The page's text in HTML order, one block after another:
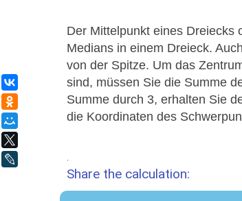
Der Mittelpunkt eines Dreiecks
Medians in einem Dreieck.
von der Spitze. Um das
sind, müssen Sie die Summe
Summe durch 3, erhalten Sie
die Koordinaten des
Share the calculation:
ВКонтакте
Одноклассники
LiveJournal